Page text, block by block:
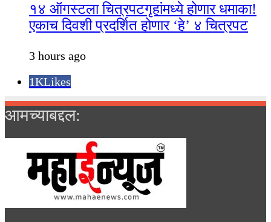
१४ ऑगस्टला चित्रपटगृहांमध्ये होणार धमाका!
एकाच दिवशी प्रदर्शित होणार ‘हे’ ४ चित्रपट
3 hours ago
1KLikes
आमच्याबद्दल: